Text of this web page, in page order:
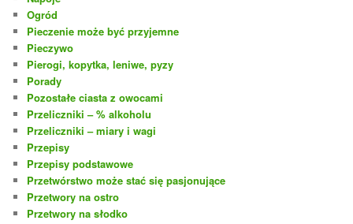
Ogród
Pieczenie może być przyjemne
Pieczywo
Pierogi, kopytka, leniwe, pyzy
Porady
Pozostałe ciasta z owocami
Przeliczniki – % alkoholu
Przeliczniki – miary i wagi
Przepisy
Przepisy podstawowe
Przetwórstwo może stać się pasjonujące
Przetwory na ostro
Przetwory na słodko